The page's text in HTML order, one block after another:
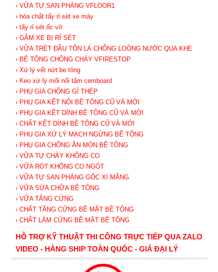
› VỮA TỰ SAN PHẲNG VFLOOR1
› hóa chất tẩy rỉ sét xe máy
› tẩy rỉ sét ốc vít
› GẦM XE BỊ RỈ SÉT
› VỮA TRÉT ĐẦU TÔN LÁ CHỐNG LOÒNG NƯỚC QUA KHE
› BÊ TÔNG CHỐNG CHÁY VFIRESTOP
› Xử lý vết nứt be tông
› Keo xử lý mối nối tấm cemboard
› PHỤ GIA CHỐNG GỈ THÉP
› PHỤ GIA KẾT NỐI BÊ TÔNG CŨ VÀ MỚI
› PHỤ GIA KẾT DÍNH BÊ TÔNG CŨ VÀ MỚI
› CHẤT KẾT DÍNH BÊ TÔNG CŨ VÀ MỚI
› PHỤ GIA XỬ LÝ MẠCH NGỪNG BÊ TÔNG
› PHỤ GIA CHỐNG ĂN MÒN BÊ TÔNG
› VỮA TỰ CHẢY KHÔNG CO
› VỮA RÓT KHÔNG CO NGÓT
› VỮA TỰ SAN PHẲNG GỐC XI MĂNG
› VỮA SỬA CHỮA BÊ TÔNG
› VỮA TĂNG CỨNG
› CHẤT TĂNG CỨNG BỀ MẶT BÊ TÔNG
› CHẤT LÀM CỨNG BỀ MẶT BÊ TÔNG
HỖ TRỢ KỸ THUẬT THI CÔNG TRỰC TIẾP QUA ZALO
VIDEO - HÀNG SHIP TOÀN QUỐC - GIÁ ĐẠI LÝ